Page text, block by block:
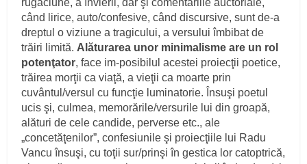
rugăciune, a învierii, dar şi comentariile auctoriale,
când lirice, auto/confesive, când discursive, sunt de-a
dreptul o viziune a tragicului, a versului îmbibat de
trăiri limită. Alăturarea unor minimalisme are un rol
potenţator, face im-posibilul acestei proiecţii poetice,
trăirea morţii ca viaţă, a vieţii ca moarte prin
cuvântul/versul cu funcţie luminatorie. Însuşi poetul
ucis şi, culmea, memorările/versurile lui din groapă,
alături de cele candide, perverse etc., ale
„concetăţenilor”, confesiunile şi proiecţiile lui Radu
Vancu însuşi, cu toţii sur/prinşi în gestica lor catoptrică,